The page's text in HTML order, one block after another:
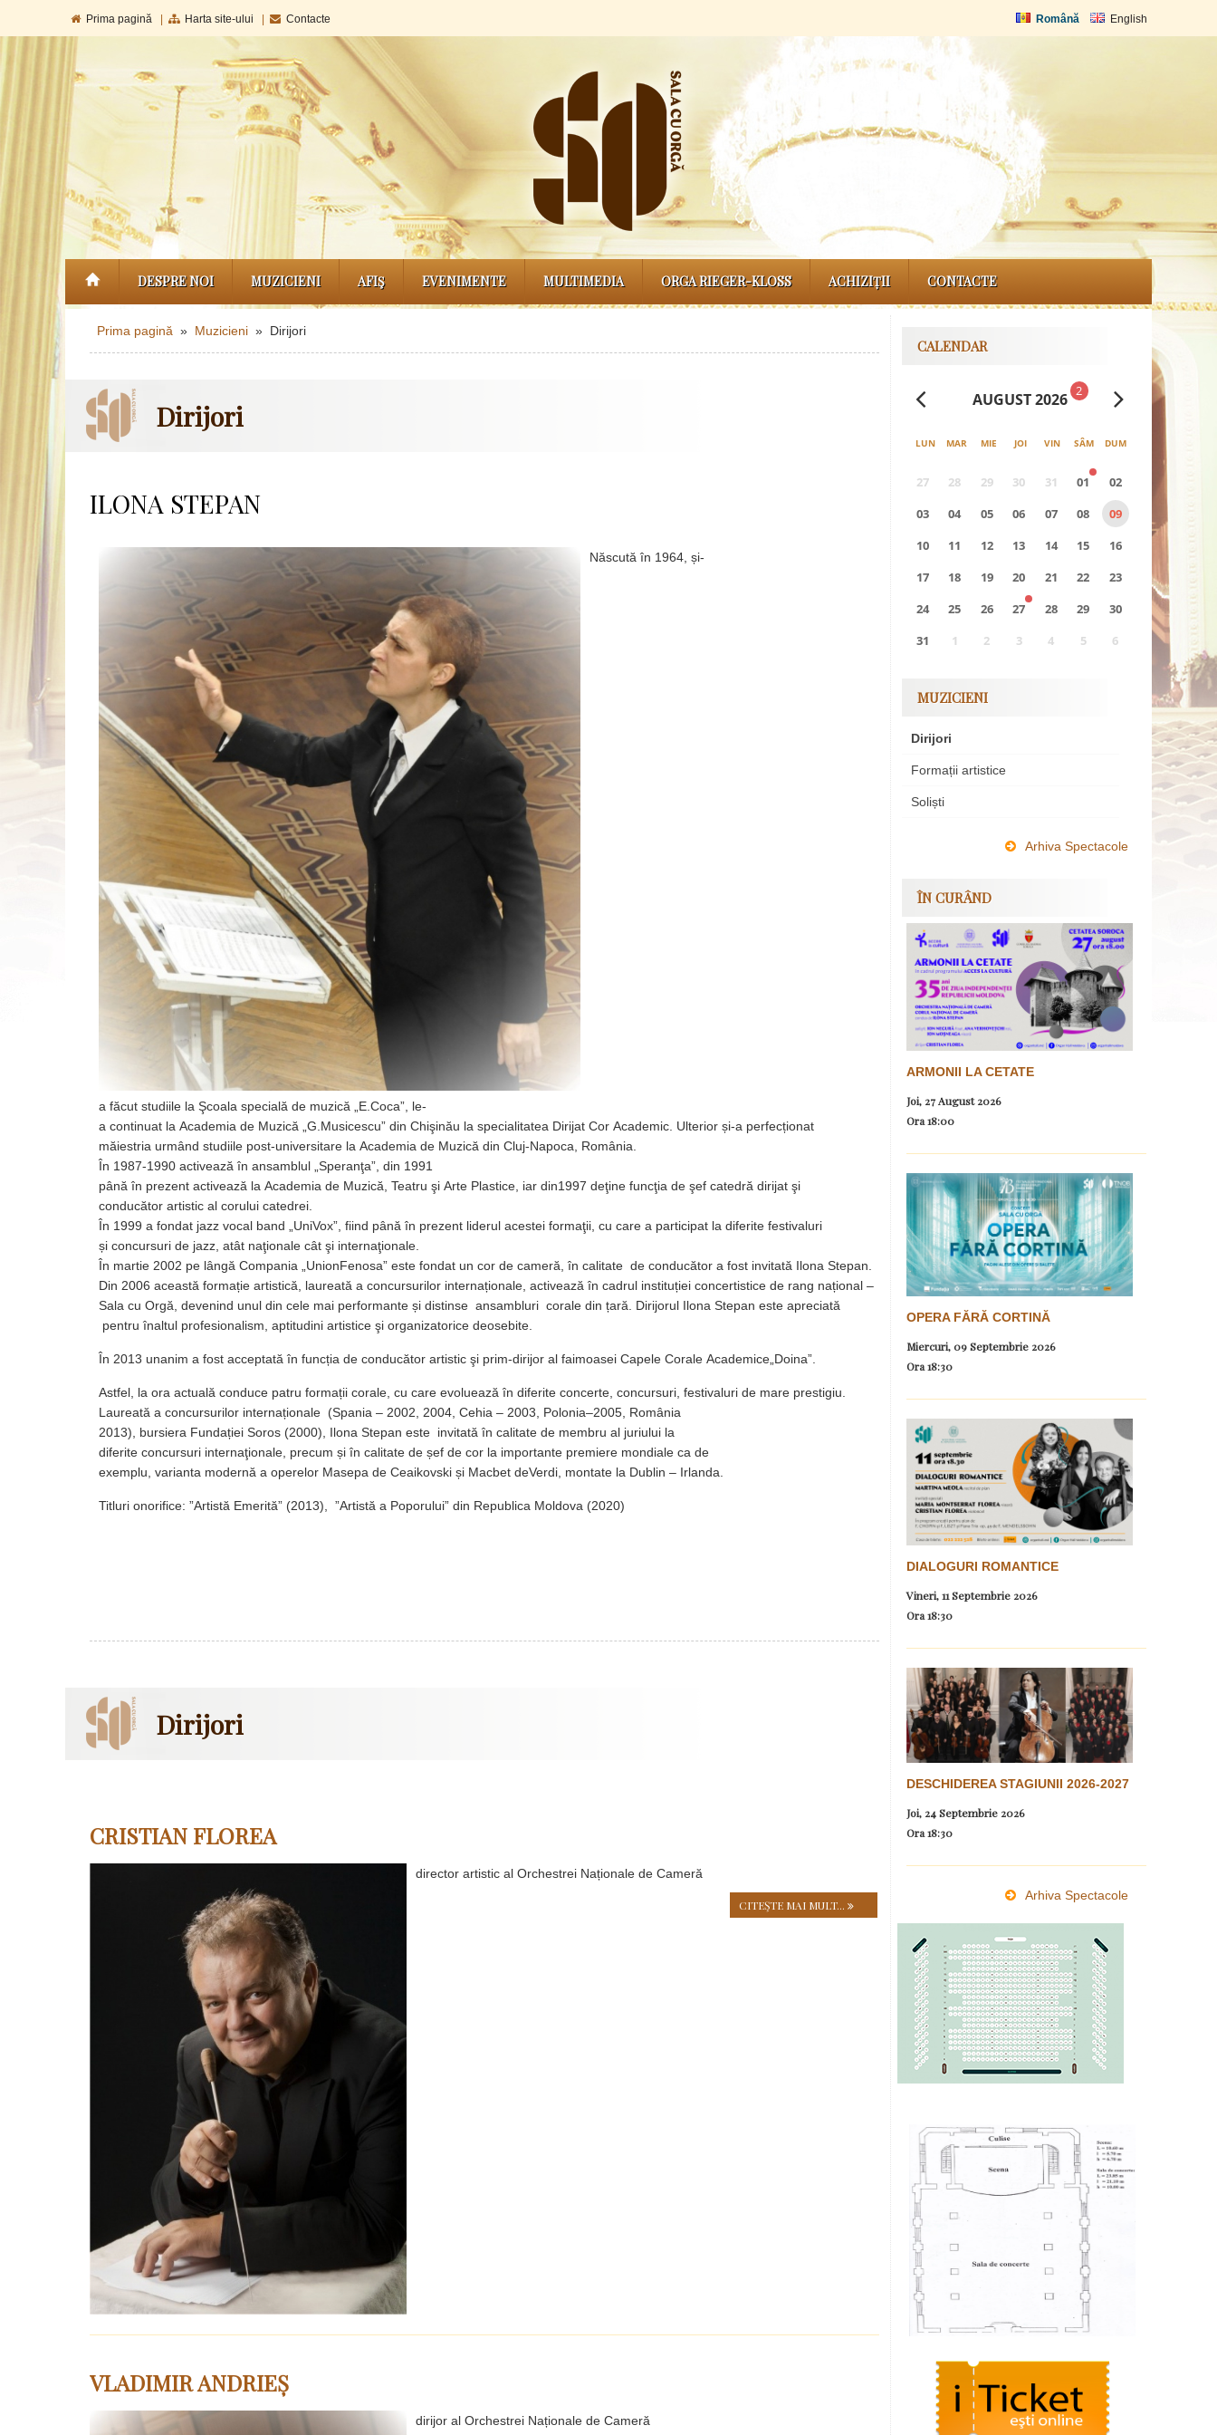
Prima pagină Harta site-ului Contacte Română English
DESPRE NOI MUZICIENI AFIŞ EVENIMENTE MULTIMEDIA ORGA RIEGER-KLOSS ACHIZIȚII CONTACTE
Prima pagină » Muzicieni » Dirijori
Dirijori
ILONA STEPAN
Născută în 1964, și-
a făcut studiile la Şcoala specială de muzică „E.Coca”, le-
a continuat la Academia de Muzică „G.Musicescu” din Chişinău la specialitatea Dirijat Cor Academic. Ulterior și-a perfecționat
măiestria urmând studiile post-universitare la Academia de Muzică din Cluj-Napoca, România.
În 1987-1990 activează în ansamblul „Speranţa”, din 1991
până în prezent activează la Academia de Muzică, Teatru şi Arte Plastice, iar din1997 deţine funcţia de şef catedră dirijat şi
conducător artistic al corului catedrei.
În 1999 a fondat jazz vocal band „UniVox”, fiind până în prezent liderul acestei formaţii, cu care a participat la diferite festivaluri
și concursuri de jazz, atât naţionale cât şi internaţionale.
În martie 2002 pe lângă Compania „UnionFenosa” este fondat un cor de cameră, în calitate de conducător a fost invitată Ilona Stepan.
Din 2006 această formație artistică, laureată a concursurilor internaționale, activează în cadrul instituției concertistice de rang național –
Sala cu Orgă, devenind unul din cele mai performante și distinse ansambluri corale din țară. Dirijorul Ilona Stepan este apreciată
pentru înaltul profesionalism, aptitudini artistice şi organizatorice deosebite.
În 2013 unanim a fost acceptată în funcția de conducător artistic şi prim-dirijor al faimoasei Capele Corale Academice„Doina”.
Astfel, la ora actuală conduce patru formații corale, cu care evoluează în diferite concerte, concursuri, festivaluri de mare prestigiu.
Laureată a concursurilor internaționale (Spania – 2002, 2004, Cehia – 2003, Polonia–2005, România
2013), bursiera Fundației Soros (2000), Ilona Stepan este invitată în calitate de membru al juriului la
diferite concursuri internaţionale, precum și în calitate de șef de cor la importante premiere mondiale ca de
exemplu, varianta modernă a operelor Masepa de Ceaikovski și Macbet deVerdi, montate la Dublin – Irlanda.
Titluri onorifice: ”Artistă Emerită” (2013), ”Artistă a Poporului” din Republica Moldova (2020)
Dirijori
CRISTIAN FLOREA
director artistic al Orchestrei Naționale de Cameră
CITEŞTE MAI MULT...
VLADIMIR ANDRIEȘ
dirijor al Orchestrei Naționale de Cameră
CALENDAR
AUGUST 2026 2
LUN MAR MIE JOI VIN SÂM DUM
27 28 29 30 31 01
02
03
04 05 06 07 08
09
10
11 12 13 14 15
16
17
18 19 20 21 22
23
24
25 26 27 28 29
30
31
1 2 3 4 5 6
MUZICIENI
Dirijori
Formații artistice
Soliști
Arhiva Spectacole
ÎN CURÂND
ARMONII LA CETATE
Joi, 27 August 2026
Ora18:00
OPERA FĂRĂ CORTINĂ
Miercuri, 09 Septembrie 2026
Ora18:30
DIALOGURI ROMANTICE
Vineri, 11 Septembrie 2026
Ora18:30
DESCHIDEREA STAGIUNII 2026-2027
Joi, 24 Septembrie 2026
Ora18:30
Arhiva Spectacole